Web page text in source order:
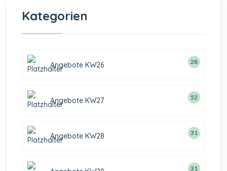
Kategorien
Angebote KW26 28
Angebote KW27 52
Angebote KW28 31
31